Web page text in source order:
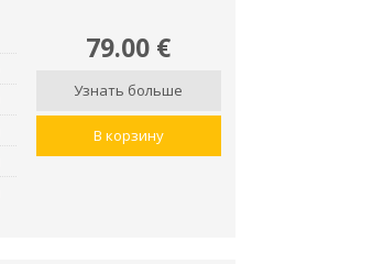
79.00 €
Узнать больше
В корзину